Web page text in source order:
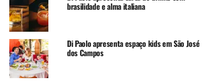
brasilidade e alma italiana
Di Paolo apresenta espaço kids em São José
dos Campos